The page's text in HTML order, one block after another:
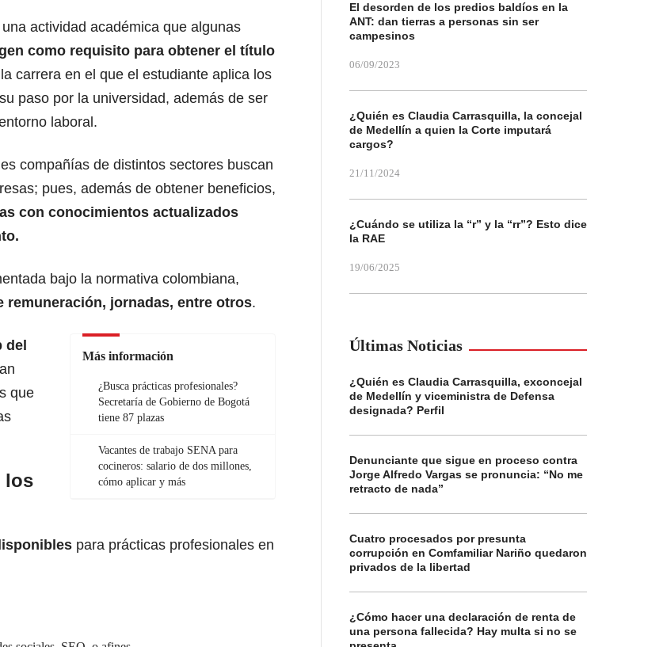
actividad académica que algunas
como requisito para obtener el título
carrera en el que el estudiante aplica los
paso por la universidad, además de ser
laboral.
compañías de distintos sectores buscan
; pues, además de obtener beneficios,
con conocimientos actualizados
bajo la normativa colombiana,
remuneración, jornadas, entre otros.
Más información
¿Busca prácticas profesionales?
Secretaría de Gobierno de Bogotá
tiene 87 plazas
Vacantes de trabajo SENA para
cocineros: salario de dos millones,
cómo aplicar y más
del
que
los
para prácticas profesionales en
El desorden de los predios baldíos en la
ANT: dan tierras a personas sin ser
campesinos
06/09/2023
¿Quién es Claudia Carrasquilla, la concejal
de Medellín a quien la Corte imputará
cargos?
21/11/2024
¿Cuándo se utiliza la “r” y la “rr”? Esto dice
la RAE
19/06/2025
Últimas Noticias
¿Quién es Claudia Carrasquilla, exconcejal
de Medellín y viceministra de Defensa
designada? Perfil
Denunciante que sigue en proceso contra
Jorge Alfredo Vargas se pronuncia: “No me
retracto de nada”
Cuatro procesados por presunta
corrupción en Comfamiliar Nariño quedaron
privados de la libertad
¿Cómo hacer una declaración de renta de
una persona fallecida? Hay multa si no se